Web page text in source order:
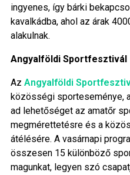
ingyenes, így bárki
kavalkádba, ahol az árak
alakulnak.
Angyalföldi Sportfesztivál
Az Angyalföldi
közösségi sporteseménye,
ad lehetőséget az amatőr
megmérettetésre és a
átélésére. A vasárnapi
összesen 15 különböző
magunkat, legyen szó